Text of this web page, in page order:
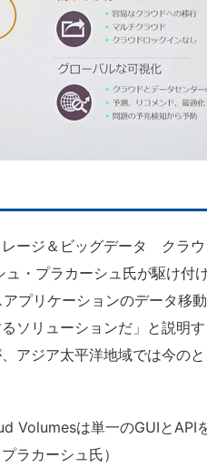
ージ＆ビッグデータ クラ
・プラカーシュ氏が駆け付
プリケーションのデータ移
ソリューションだ」と説明
アジア太平洋地域では今の
Volumesは単一のGUIとAPI
ラカーシュ氏）